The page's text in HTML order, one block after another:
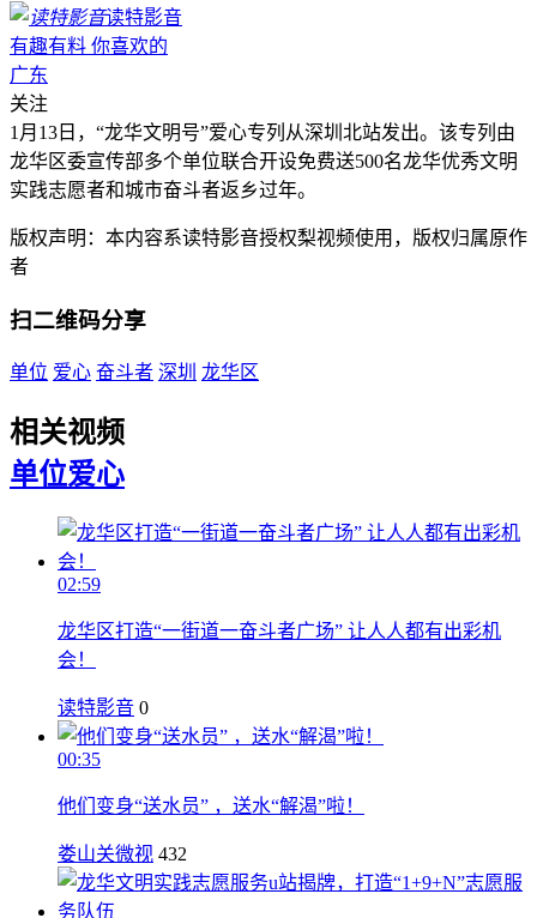
读特影音
有趣有料 你喜欢的
广东
关注
1月13日，“龙华文明号”爱心专列从深圳北站发出。该专列由
龙华区委宣传部多个单位联合开设免费送500名龙华优秀文明
实践志愿者和城市奋斗者返乡过年。
版权声明：本内容系读特影音授权梨视频使用，版权归属原作
者
扫二维码分享
单位 爱心 奋斗者 深圳 龙华区
相关视频
单位爱心
02:59
龙华区打造“一街道一奋斗者广场” 让人人都有出彩机
会！
读特影音 0
00:35
他们变身“送水员” ，送水“解渴”啦！
娄山关微视 432